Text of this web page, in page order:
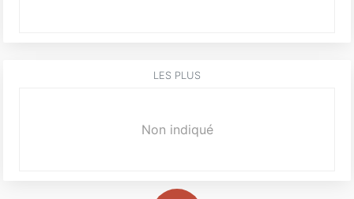
LES PLUS
Non indiqué